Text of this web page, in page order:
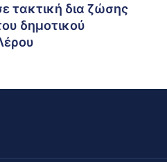
τακτική δια ζώσης
δημοτικού